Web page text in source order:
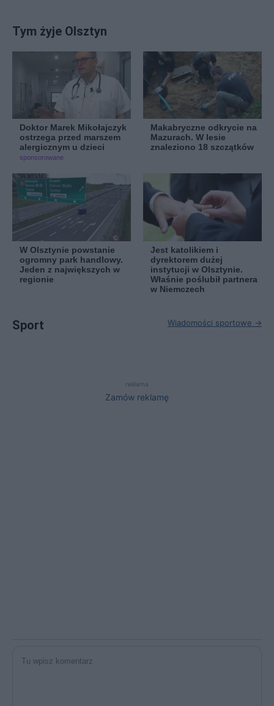
Tym żyje Olsztyn
Doktor Marek Mikołajczyk
ostrzega przed marszem
alergicznym u dzieci
sponsorowane
Makabryczne odkrycie na
Mazurach. W lesie
znaleziono 18 szczątków
W Olsztynie powstanie
ogromny park handlowy.
Jeden z największych w
regionie
Jest katolikiem i
dyrektorem dużej
instytucji w Olsztynie.
Właśnie poślubił partnera
w Niemczech
Sport Wiadomości sportowe →
reklama
Zamów reklamę